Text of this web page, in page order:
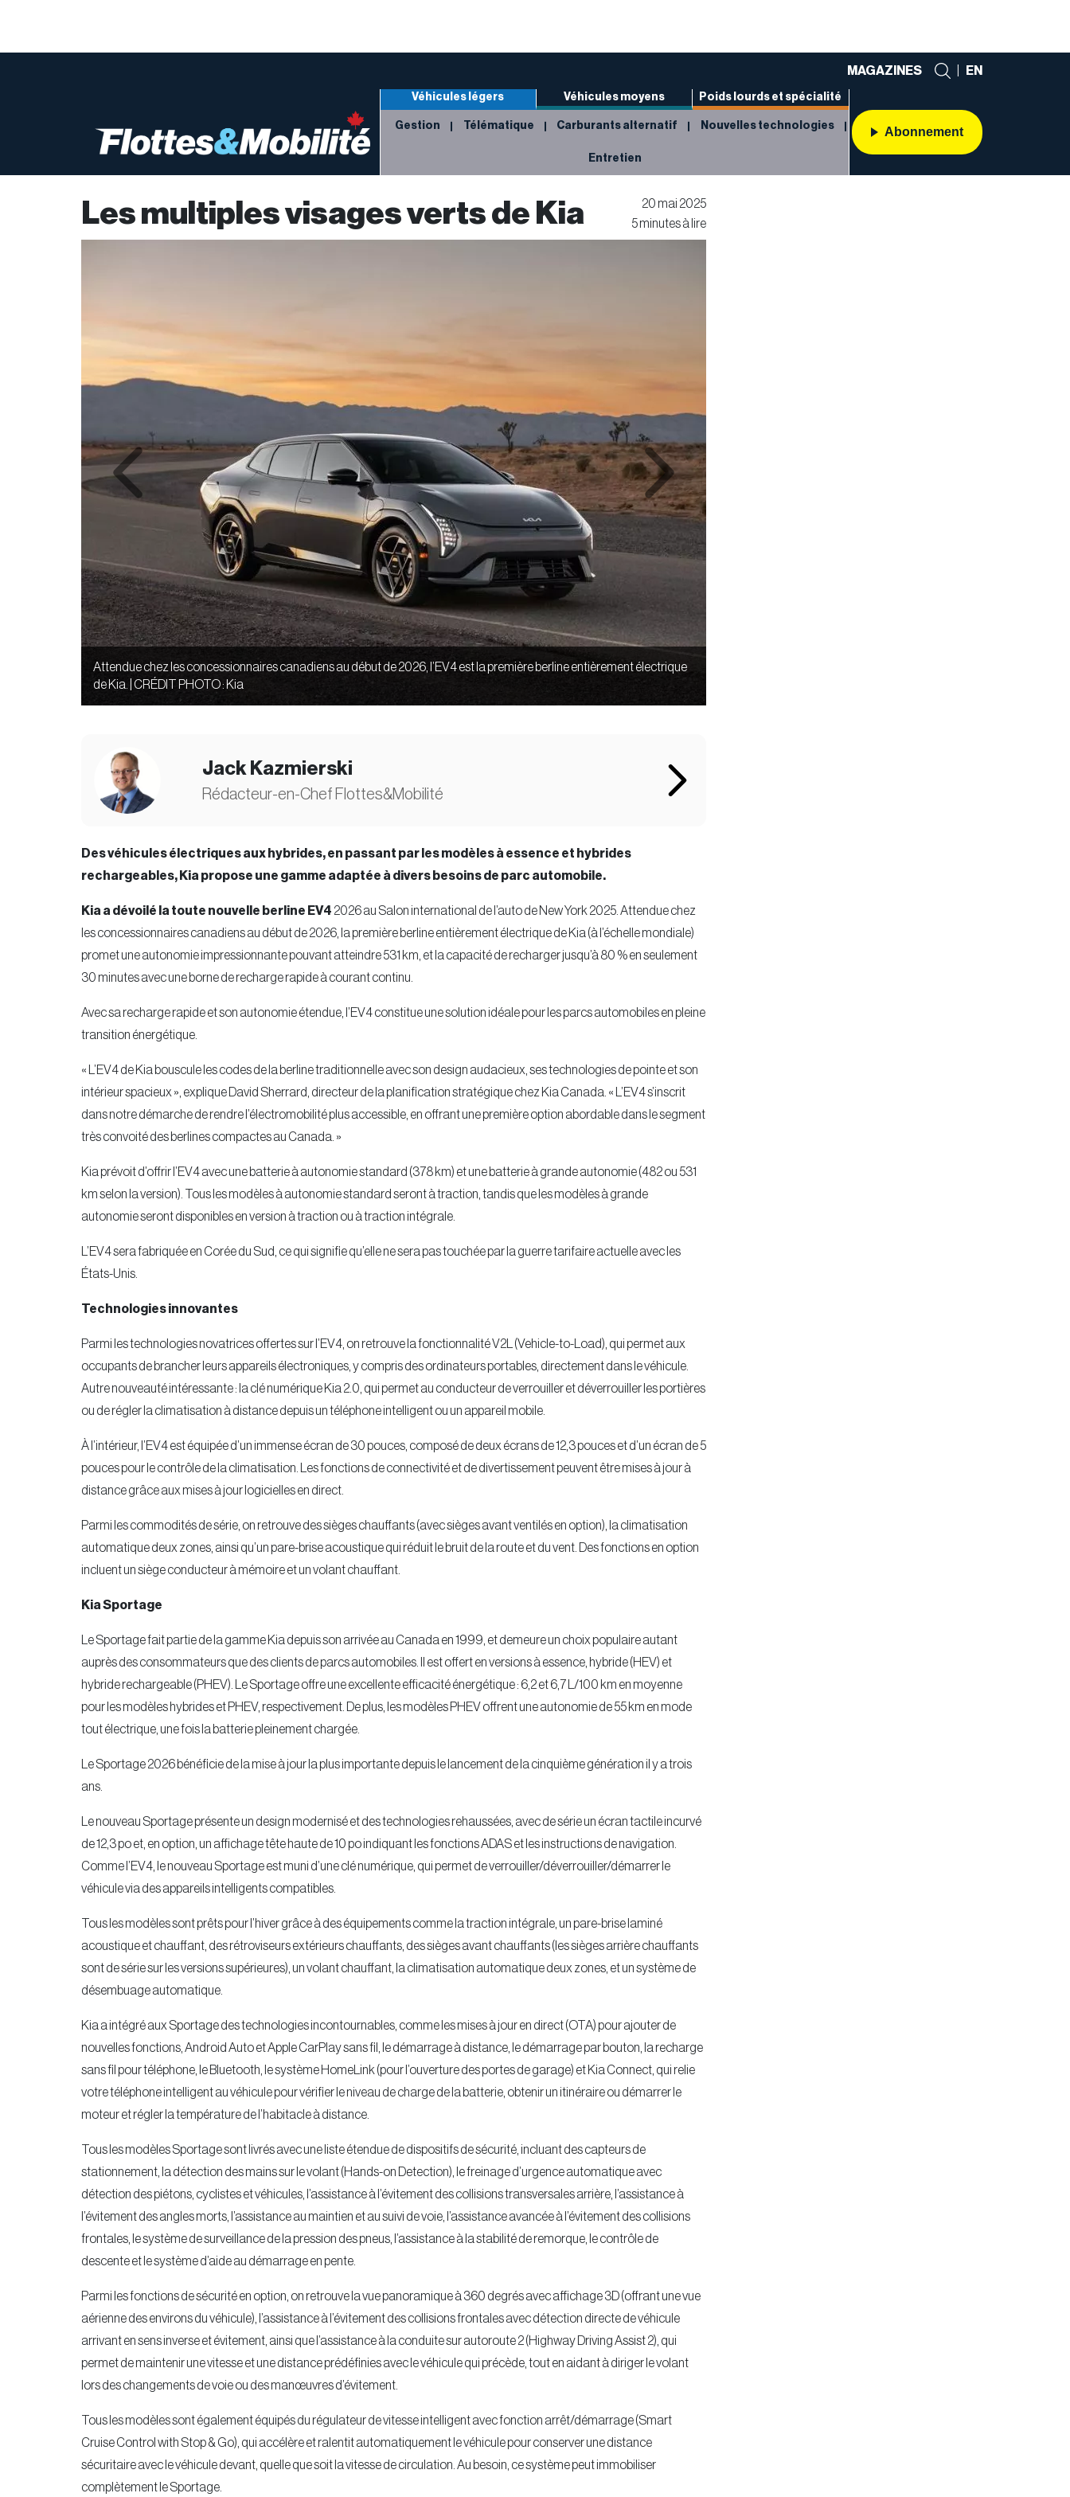
MAGAZINES EN
Véhicules légers Véhicules moyens Poids lourds et spécialité
Gestion Télématique Carburants alternatif Nouvelles technologies
Entretien
Abonnement
Les multiples visages verts de Kia
20 mai 2025
5 minutes à lire
Attendue chez les concessionnaires canadiens au début de 2026, l’EV4 est la première berline entièrement électrique
de Kia. | CRÉDIT PHOTO : Kia
Previous Next
Jack Kazmierski
Rédacteur-en-Chef Flottes&Mobilité
Des véhicules électriques aux hybrides, en passant par les modèles à essence et hybrides
rechargeables, Kia propose une gamme adaptée à divers besoins de parc automobile.
Kia a dévoilé la toute nouvelle berline EV4 2026 au Salon international de l’auto de New York 2025. Attendue chez
les concessionnaires canadiens au début de 2026, la première berline entièrement électrique de Kia (à l’échelle mondiale)
promet une autonomie impressionnante pouvant atteindre 531 km, et la capacité de recharger jusqu’à 80 % en seulement
30 minutes avec une borne de recharge rapide à courant continu.
Avec sa recharge rapide et son autonomie étendue, l’EV4 constitue une solution idéale pour les parcs automobiles en pleine
transition énergétique.
« L’EV4 de Kia bouscule les codes de la berline traditionnelle avec son design audacieux, ses technologies de pointe et son
intérieur spacieux », explique David Sherrard, directeur de la planification stratégique chez Kia Canada. « L’EV4 s’inscrit
dans notre démarche de rendre l’électromobilité plus accessible, en offrant une première option abordable dans le segment
très convoité des berlines compactes au Canada. »
Kia prévoit d’offrir l’EV4 avec une batterie à autonomie standard (378 km) et une batterie à grande autonomie (482 ou 531
km selon la version). Tous les modèles à autonomie standard seront à traction, tandis que les modèles à grande
autonomie seront disponibles en version à traction ou à traction intégrale.
L’EV4 sera fabriquée en Corée du Sud, ce qui signifie qu’elle ne sera pas touchée par la guerre tarifaire actuelle avec les
États-Unis.
Technologies innovantes
Parmi les technologies novatrices offertes sur l’EV4, on retrouve la fonctionnalité V2L (Vehicle-to-Load), qui permet aux
occupants de brancher leurs appareils électroniques, y compris des ordinateurs portables, directement dans le véhicule.
Autre nouveauté intéressante : la clé numérique Kia 2.0, qui permet au conducteur de verrouiller et déverrouiller les portières
ou de régler la climatisation à distance depuis un téléphone intelligent ou un appareil mobile.
À l’intérieur, l’EV4 est équipée d’un immense écran de 30 pouces, composé de deux écrans de 12,3 pouces et d’un écran de 5
pouces pour le contrôle de la climatisation. Les fonctions de connectivité et de divertissement peuvent être mises à jour à
distance grâce aux mises à jour logicielles en direct.
Parmi les commodités de série, on retrouve des sièges chauffants (avec sièges avant ventilés en option), la climatisation
automatique deux zones, ainsi qu’un pare-brise acoustique qui réduit le bruit de la route et du vent. Des fonctions en option
incluent un siège conducteur à mémoire et un volant chauffant.
Kia Sportage
Le Sportage fait partie de la gamme Kia depuis son arrivée au Canada en 1999, et demeure un choix populaire autant
auprès des consommateurs que des clients de parcs automobiles. Il est offert en versions à essence, hybride (HEV) et
hybride rechargeable (PHEV). Le Sportage offre une excellente efficacité énergétique : 6,2 et 6,7 L/100 km en moyenne
pour les modèles hybrides et PHEV, respectivement. De plus, les modèles PHEV offrent une autonomie de 55 km en mode
tout électrique, une fois la batterie pleinement chargée.
Le Sportage 2026 bénéficie de la mise à jour la plus importante depuis le lancement de la cinquième génération il y a trois
ans.
Le nouveau Sportage présente un design modernisé et des technologies rehaussées, avec de série un écran tactile incurvé
de 12,3 po et, en option, un affichage tête haute de 10 po indiquant les fonctions ADAS et les instructions de navigation.
Comme l’EV4, le nouveau Sportage est muni d’une clé numérique, qui permet de verrouiller/déverrouiller/démarrer le
véhicule via des appareils intelligents compatibles.
Tous les modèles sont prêts pour l’hiver grâce à des équipements comme la traction intégrale, un pare-brise laminé
acoustique et chauffant, des rétroviseurs extérieurs chauffants, des sièges avant chauffants (les sièges arrière chauffants
sont de série sur les versions supérieures), un volant chauffant, la climatisation automatique deux zones, et un système de
désembuage automatique.
Kia a intégré aux Sportage des technologies incontournables, comme les mises à jour en direct (OTA) pour ajouter de
nouvelles fonctions, Android Auto et Apple CarPlay sans fil, le démarrage à distance, le démarrage par bouton, la recharge
sans fil pour téléphone, le Bluetooth, le système HomeLink (pour l’ouverture des portes de garage) et Kia Connect, qui relie
votre téléphone intelligent au véhicule pour vérifier le niveau de charge de la batterie, obtenir un itinéraire ou démarrer le
moteur et régler la température de l’habitacle à distance.
Tous les modèles Sportage sont livrés avec une liste étendue de dispositifs de sécurité, incluant des capteurs de
stationnement, la détection des mains sur le volant (Hands-on Detection), le freinage d’urgence automatique avec
détection des piétons, cyclistes et véhicules, l’assistance à l’évitement des collisions transversales arrière, l’assistance à
l’évitement des angles morts, l’assistance au maintien et au suivi de voie, l’assistance avancée à l’évitement des collisions
frontales, le système de surveillance de la pression des pneus, l’assistance à la stabilité de remorque, le contrôle de
descente et le système d’aide au démarrage en pente.
Parmi les fonctions de sécurité en option, on retrouve la vue panoramique à 360 degrés avec affichage 3D (offrant une vue
aérienne des environs du véhicule), l’assistance à l’évitement des collisions frontales avec détection directe de véhicule
arrivant en sens inverse et évitement, ainsi que l’assistance à la conduite sur autoroute 2 (Highway Driving Assist 2), qui
permet de maintenir une vitesse et une distance prédéfinies avec le véhicule qui précède, tout en aidant à diriger le volant
lors des changements de voie ou des manœuvres d’évitement.
Tous les modèles sont également équipés du régulateur de vitesse intelligent avec fonction arrêt/démarrage (Smart
Cruise Control with Stop & Go), qui accélère et ralentit automatiquement le véhicule pour conserver une distance
sécuritaire avec le véhicule devant, quelle que soit la vitesse de circulation. Au besoin, ce système peut immobiliser
complètement le Sportage.